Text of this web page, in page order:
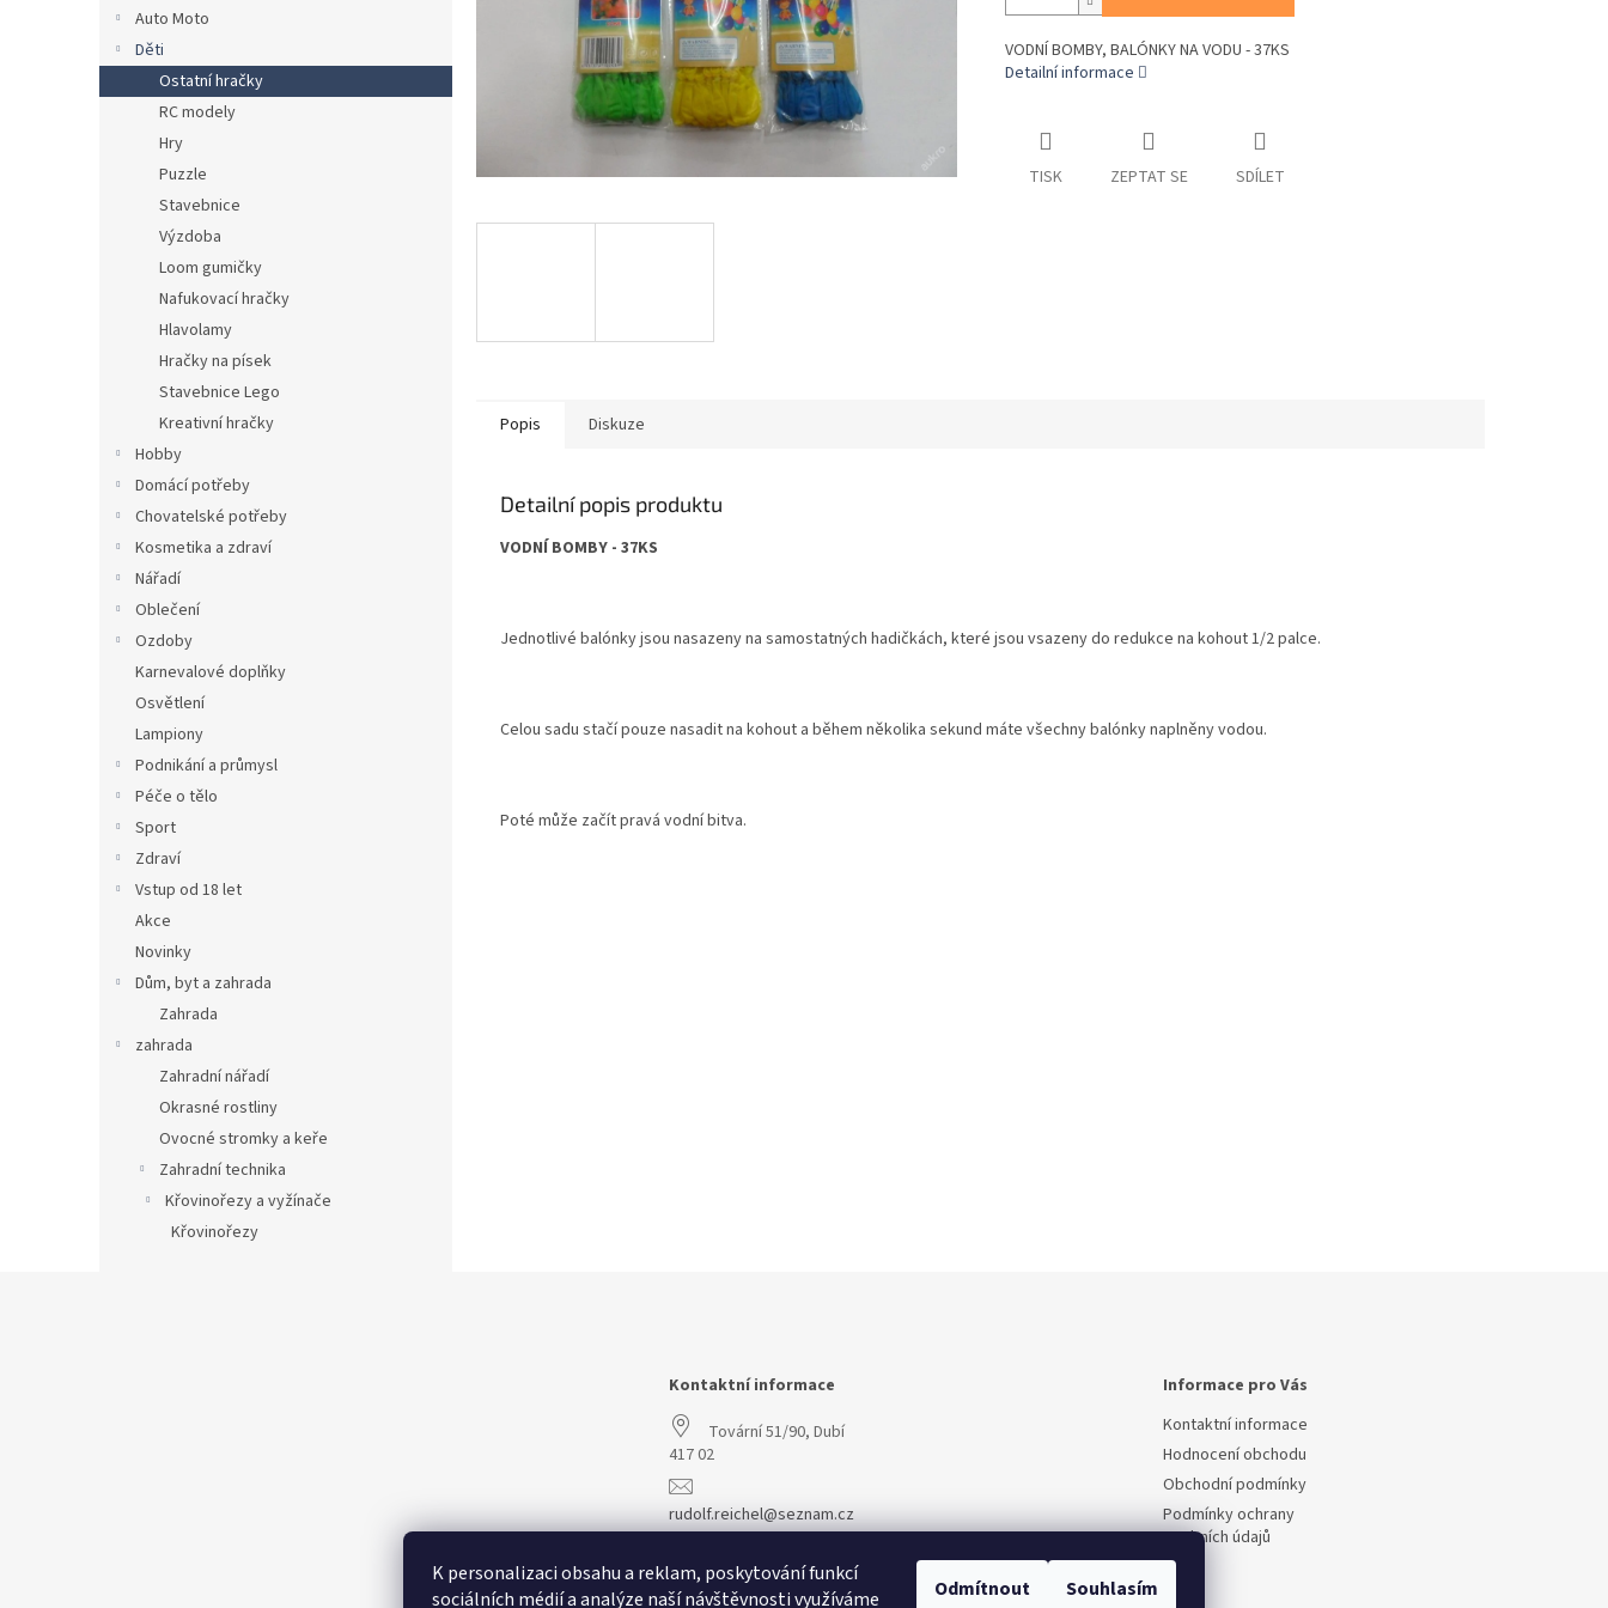
K personalizaci obsahu a reklam, poskytování funkcí
sociálních médií a analýze naší návštěvnosti využíváme
Odmítnout Souhlasím
l
Auto Moto
Děti
Ostatní hračky
RC modely
Hry
Puzzle
Stavebnice
Výzdoba
Loom gumičky
Nafukovací hračky
Hlavolamy
Hračky na písek
Stavebnice Lego
Kreativní hračky
Hobby
Domácí potřeby
Chovatelské potřeby
Kosmetika a zdraví
Nářadí
Oblečení
Ozdoby
Karnevalové doplňky
Osvětlení
Lampiony
Podnikání a průmysl
Péče o tělo
Sport
Zdraví
Vstup od 18 let
Akce
Novinky
Dům, byt a zahrada
Zahrada
zahrada
Zahradní nářadí
Okrasné rostliny
Ovocné stromky a keře
Zahradní technika
Křovinořezy a vyžínače
Křovinořezy
VODNÍ BOMBY, BALÓNKY NA VODU - 37KS
Detailní informace
TISK ZEPTAT SE SDÍLET
Popis Diskuze
Detailní popis produktu
VODNÍ BOMBY - 37KS
Jednotlivé balónky jsou nasazeny na samostatných hadičkách, které jsou vsazeny do redukce na kohout 1/2 palce.
Celou sadu stačí pouze nasadit na kohout a během několika sekund máte všechny balónky naplněny vodou.
Poté může začít pravá vodní bitva.
Kontaktní informace
Tovární 51/90, Dubí
417 02
rudolf.reichel@seznam.cz
Informace pro Vás
Kontaktní informace
Hodnocení obchodu
Obchodní podmínky
Podmínky ochrany
osobních údajů